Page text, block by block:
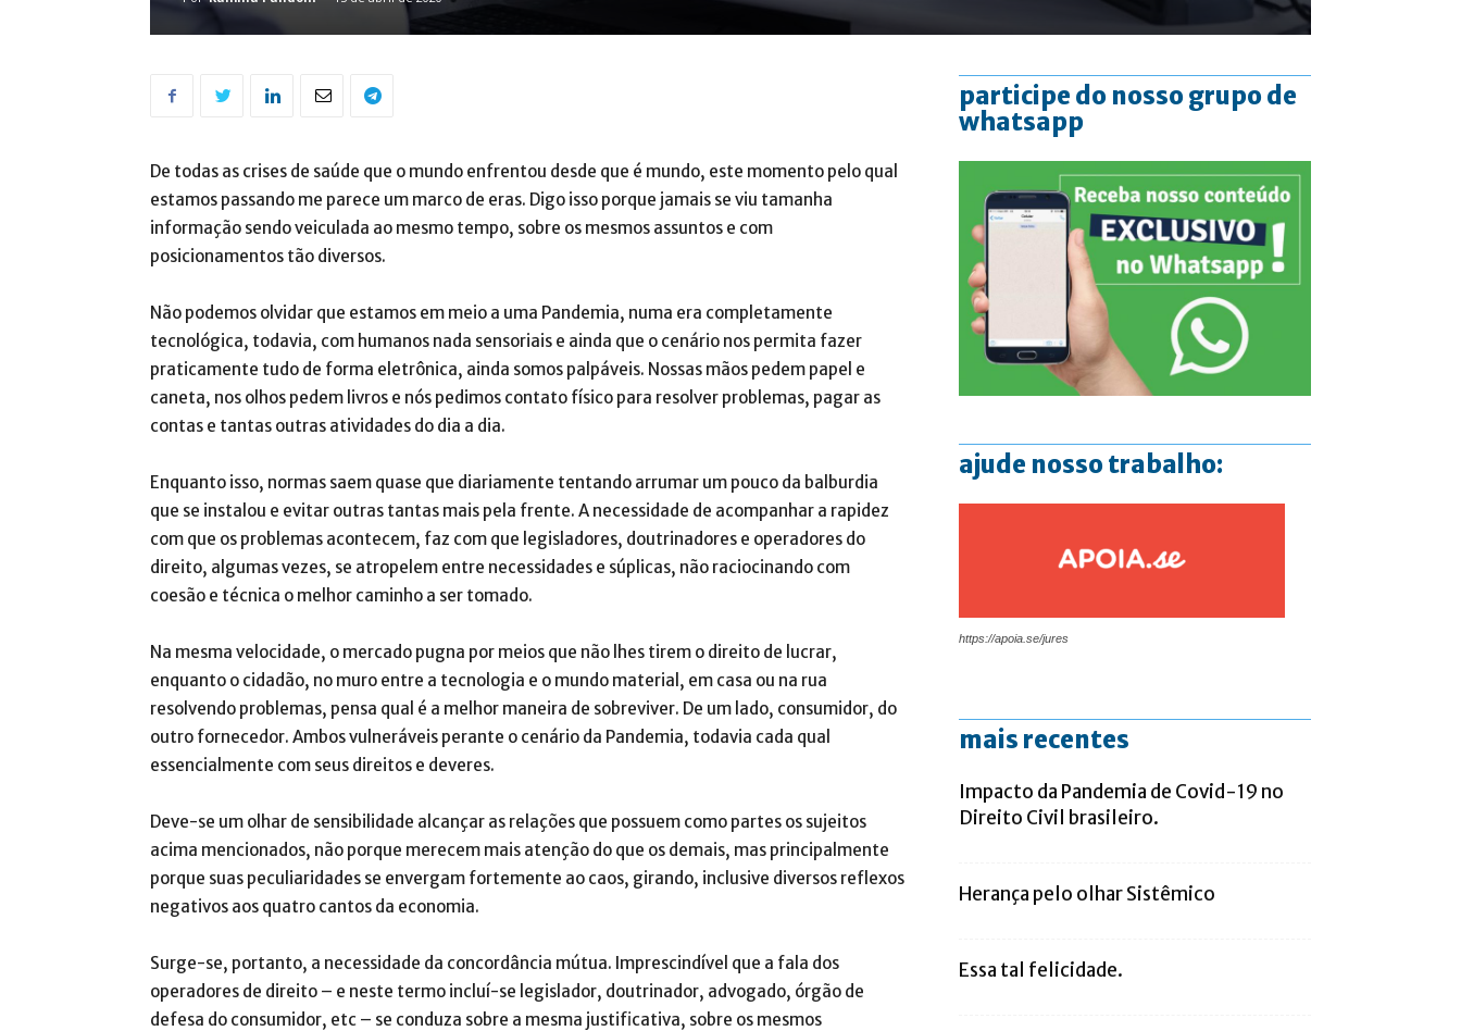
De todas as crises de saúde que o mundo enfrentou desde que é mundo, este momento pelo qual
estamos passando me parece um marco de eras. Digo isso porque jamais se viu tamanha
informação sendo veiculada ao mesmo tempo, sobre os mesmos assuntos e com
posicionamentos tão diversos.
Não podemos olvidar que estamos em meio a uma Pandemia, numa era completamente
tecnológica, todavia, com humanos nada sensoriais e ainda que o cenário nos permita fazer
praticamente tudo de forma eletrônica, ainda somos palpáveis. Nossas mãos pedem papel e
caneta, nos olhos pedem livros e nós pedimos contato físico para resolver problemas, pagar as
contas e tantas outras atividades do dia a dia.
Enquanto isso, normas saem quase que diariamente tentando arrumar um pouco da balburdia
que se instalou e evitar outras tantas mais pela frente. A necessidade de acompanhar a rapidez
com que os problemas acontecem, faz com que legisladores, doutrinadores e operadores do
direito, algumas vezes, se atropelem entre necessidades e súplicas, não raciocinando com
coesão e técnica o melhor caminho a ser tomado.
Na mesma velocidade, o mercado pugna por meios que não lhes tirem o direito de lucrar,
enquanto o cidadão, no muro entre a tecnologia e o mundo material, em casa ou na rua
resolvendo problemas, pensa qual é a melhor maneira de sobreviver. De um lado, consumidor, do
outro fornecedor. Ambos vulneráveis perante o cenário da Pandemia, todavia cada qual
essencialmente com seus direitos e deveres.
Deve-se um olhar de sensibilidade alcançar as relações que possuem como partes os sujeitos
acima mencionados, não porque merecem mais atenção do que os demais, mas principalmente
porque suas peculiaridades se envergam fortemente ao caos, girando, inclusive diversos reflexos
negativos aos quatro cantos da economia.
Surge-se, portanto, a necessidade da concordância mútua. Imprescindível que a fala dos
operadores de direito – e neste termo incluí-se legislador, doutrinador, advogado, órgão de
defesa do consumidor, etc – se conduza sobre a mesma justificativa, sobre os mesmos
participe do nosso grupo de
whatsapp
ajude nosso trabalho:
https://apoia.se/jures
mais recentes
Impacto da Pandemia de Covid-19 no
Direito Civil brasileiro.
Herança pelo olhar Sistêmico
Essa tal felicidade.